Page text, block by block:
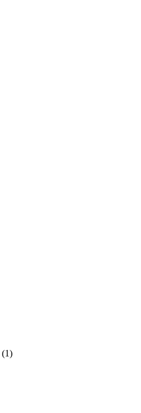
(1)